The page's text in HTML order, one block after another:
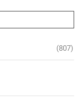
(807)